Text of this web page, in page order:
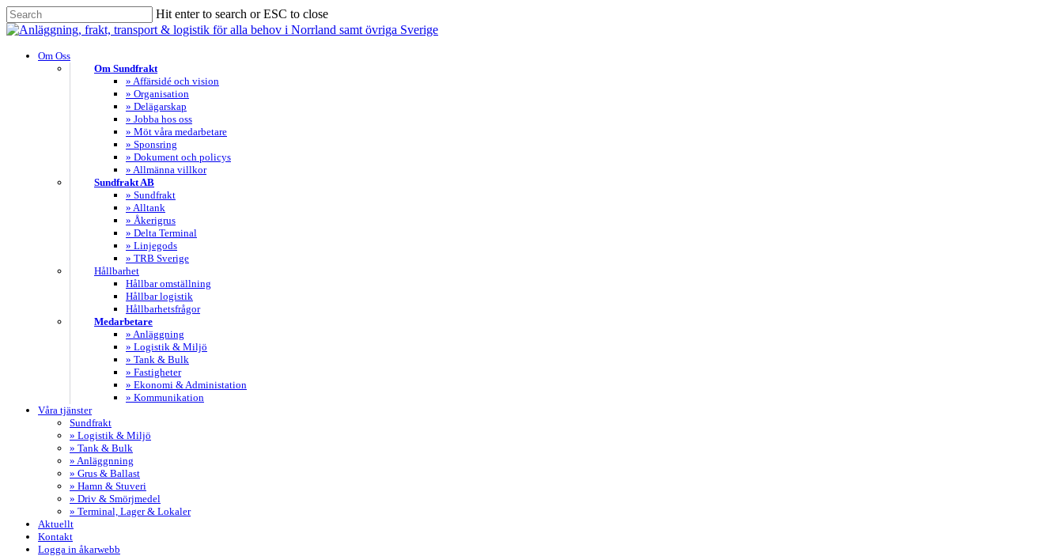
Skip
to
content
Hit enter to search or ESC to close
Close
search
Menu
Om Oss
Om Sundfrakt
» Affärsidé och vision
» Organisation
» Delägarskap
» Jobba hos oss
» Möt våra medarbetare
» Sponsring
» Dokument och policys
» Allmänna villkor
Sundfrakt AB
» Sundfrakt
» Alltank
» Åkerigrus
» Delta Terminal
» Linjegods
» TRB Sverige
Hållbarhet
Hållbar omställning
Hållbar logistik
Hållbarhetsfrågor
Medarbetare
» Anläggning
» Logistik & Miljö
» Tank & Bulk
» Fastigheter
» Ekonomi & Administation
» Kommunikation
Våra tjänster
Sundfrakt
» Logistik & Miljö
» Tank & Bulk
» Anläggnning
» Grus & Ballast
» Hamn & Stuveri
» Driv & Smörjmedel
» Terminal, Lager & Lokaler
Aktuellt
Kontakt
Logga in åkarwebb